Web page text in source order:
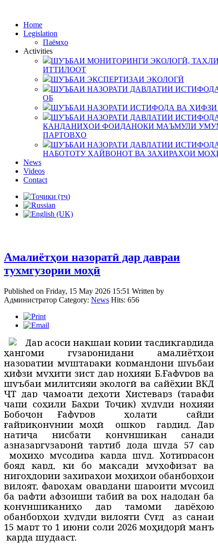
Home
Legislation
Паёмҳо
Activities
ШУЪБАИ МОНИТОРИНГИ ЭКОЛОГӢ,
ИТТИЛООТ
ШУЪБАИ ЭКСПЕРТИЗАИ ЭКОЛОГӢ
ШУЪБАИ НАЗОРАТИ ДАВЛАТИИ
ОБ
ШУЪБАИ НАЗОРАТИ ИСТИФОДА ВА
ШУЪБАИ НАЗОРАТИ ДАВЛАТИИ
КАНДАНИҲОИ ФОИДАНОКИ МАЪМУЛИ
ПАРТОВҲО
ШУЪБАИ НАЗОРАТИ ДАВЛАТИИ
НАБОТОТУ ҲАЙВОНОТ ВА ЗАХИРАҲОИ
News
Videos
Contact
Амалиётҳои назоратӣ дар давраи
тухмгузории моҳӣ
Published on Friday, 15 May 2026 15:51 Written by
Администратор Category: News Hits: 656
Дар асоси нақшаи кории тасдиқгардида
ҳангоми гузаронидани амалиётҳои
назоратии муштараки кормандони шуьбаи
ҳифзи муҳити зист дар ноҳияи Б.Ғафуров ва
шуъбаи милитсияи экологӣ ва сайёҳии ВКД
ҶТ дар ҷамоати деҳоти Хистеварз (тарафи
чапи соҳили Баҳри Тоҷик) ҳудуди ноҳияи
Бобоҷон Ғафуров
ҳолати
сайди
ғайриқонунии моҳӣ
ошкор
гардид. Дар
натиҷа нисбати қонуншикан санади
азназаргузаронӣ тартиб дода шуда 57 сар
моҳиҳо мусодира карда шуд. Хотиррасон
бояд кард, ки бо мақсади муҳофизат ва
нигоҳдории захираҳои моҳиҳои обанборҳои
вилоят, фароҳам овардани шароити мусоид
ба рафти афзоиши табиӣ ва роҳ надодан ба
қонуншиканиҳо дар тамоми дарёҳою
обанборҳои ҳудуди вилояти Суғд
аз санаи
15 март то 1 июни соли 2026 моҳидорӣ манъ
карда шудааст.